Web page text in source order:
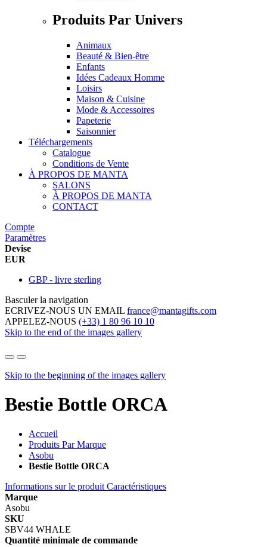
Produits Par Univers
Animaux
Beauté & Bien-être
Enfants
Idées Cadeaux Homme
Loisirs
Maison & Cuisine
Mode & Accessoires
Papeterie
Saisonnier
Téléchargements
Catalogue
Conditions de Vente
À PROPOS DE MANTA
SALONS
À PROPOS DE MANTA
CONTACT
Compte
Paramètres
Devise
EUR
GBP - livre sterling
Basculer la navigation
ECRIVEZ-NOUS UN EMAIL france@mantagifts.com
APPELEZ-NOUS (+33) 1 80 96 10 10
Skip to the end of the images gallery
Skip to the beginning of the images gallery
Bestie Bottle ORCA
Accueil
Produits Par Marque
Asobu
Bestie Bottle ORCA
Informations sur le produit Caractéristiques
Marque
Asobu
SKU
SBV44 WHALE
Quantité minimale de commande